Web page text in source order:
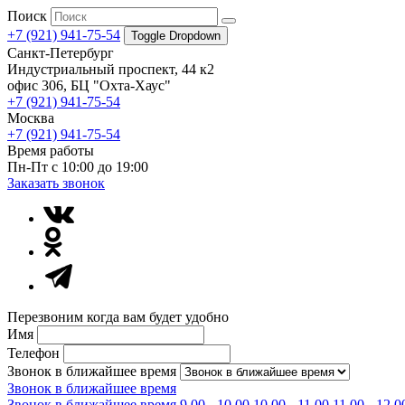
Поиск
+7 (921) 941-75-54
Toggle Dropdown
Санкт-Петербург
Индустриальный проспект, 44 к2
офис 306, БЦ "Охта-Хаус"
+7 (921) 941-75-54
Москва
+7 (921) 941-75-54
Время работы
Пн-Пт с 10:00 до 19:00
Заказать звонок
Перезвоним когда вам будет удобно
Имя
Телефон
Звонок в ближайшее время
Звонок в ближайшее время